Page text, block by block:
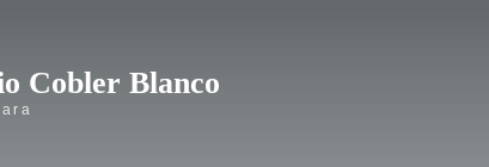
Cobler Blanco